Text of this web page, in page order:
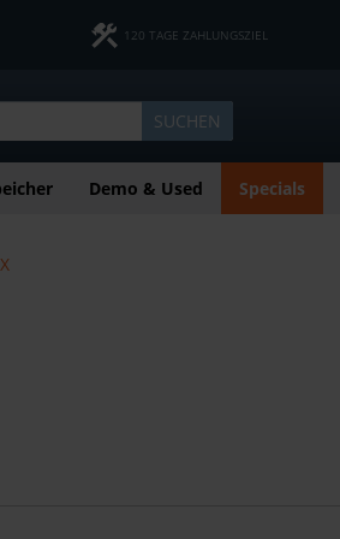
120 TAGE ZAHLUNGSZIEL
SUCHEN
Demo & Used Specials